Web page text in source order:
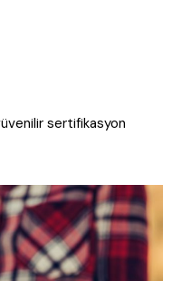
sertifikasyon